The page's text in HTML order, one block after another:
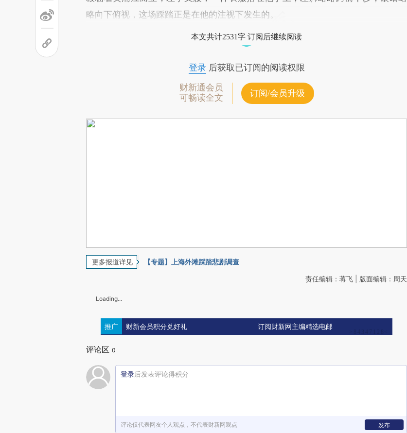
略向下俯视，这场踩踏正是在他的注视下发生的。
本文共计2531字 订阅后继续阅读
登录后获取已订阅的阅读权限
财新通会员
可畅读全文
订阅/会员升级
更多报道详见 【专题】上海外滩踩踏悲剧调查
责任编辑：蒋飞 | 版面编辑：周天
Loading...
推广 财新会员积分兑好礼 订阅财新网主编精选电邮
评论区 0
登录后发表评论得积分
评论仅代表网友个人观点，不代表财新网观点 发布